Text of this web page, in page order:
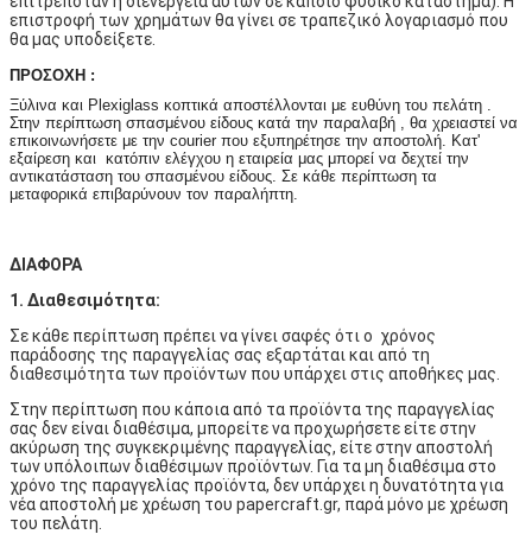
επιστροφή των χρημάτων θα γίνει σε τραπεζικό λογαριασμό που
θα μας υποδείξετε.
ΠΡΟΣΟΧΗ :
Ξύλινα και Plexiglass κοπτικά αποστέλλονται με ευθύνη του πελάτη .
Στην περίπτωση σπασμένου είδους κατά την παραλαβή , θα χρειαστεί να
επικοινωνήσετε με την courier που εξυπηρέτησε την αποστολή. Κατ'
εξαίρεση και κατόπιν ελέγχου η εταιρεία μας μπορεί να δεχτεί την
αντικατάσταση του σπασμένου είδους. Σε κάθε περίπτωση τα
μεταφορικά επιβαρύνουν τον παραλήπτη.
ΔΙΑΦΟΡΑ
1. Διαθεσιμότητα:
Σε κάθε περίπτωση πρέπει να γίνει σαφές ότι ο χρόνος
παράδοσης της παραγγελίας σας εξαρτάται και από τη
διαθεσιμότητα των προϊόντων που υπάρχει στις αποθήκες μας.
Στην περίπτωση που κάποια από τα προϊόντα της παραγγελίας
σας δεν είναι διαθέσιμα, μπορείτε να προχωρήσετε είτε στην
ακύρωση της συγκεκριμένης παραγγελίας, είτε στην αποστολή
των υπόλοιπων διαθέσιμων προϊόντων. Για τα μη διαθέσιμα στο
χρόνο της παραγγελίας προϊόντα, δεν υπάρχει η δυνατότητα για
νέα αποστολή με χρέωση του papercraft.gr, παρά μόνο με χρέωση
του πελάτη.